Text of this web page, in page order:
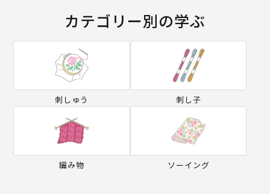
カテゴリー別の学ぶ
刺しゅう 刺し子
編み物 ソーイング